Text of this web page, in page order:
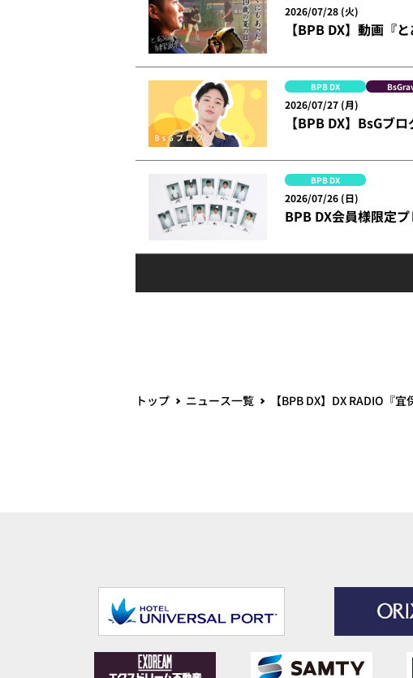
2026/07/28 (火)
【BPB DX】動画『
BPB DX
2026/07/27 (月)
【BPB DX】BsGブ
BPB DX
2026/07/26 (日)
BPB DX会員様限定
トップ ニュース一覧 【BPB DX】DX RADIO『